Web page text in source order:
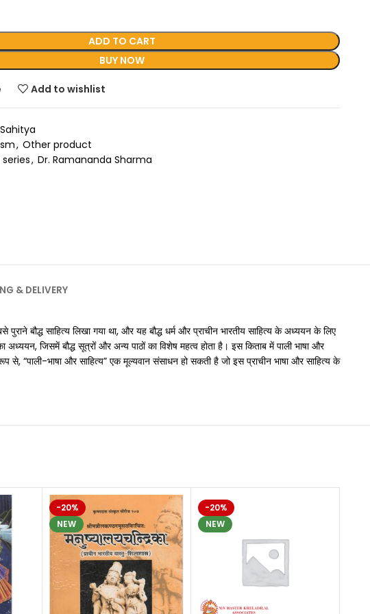
ADD TO CART
BUY NOW
Add to wishlist
, Other product
, Dr. Ramananda Sharma
& DELIVERY
पुराने बौद्ध साहित्य लिखा गया था, और यह बौद्ध धर्म और प्राचीन भारतीय साहित्य के अध्ययन के लिए
अध्ययन, जिसमें बौद्ध सूत्रों और अन्य पाठों का विशेष महत्व होता है। इस किताब में पाली भाषा और
से, “पाली-भाषा और साहित्य” एक मूल्यवान संसाधन हो सकती है जो इस प्राचीन भाषा और साहित्य के
-20%
NEW
-20%
NEW